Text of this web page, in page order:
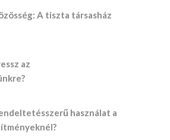
A tiszta társasház
az
használat a